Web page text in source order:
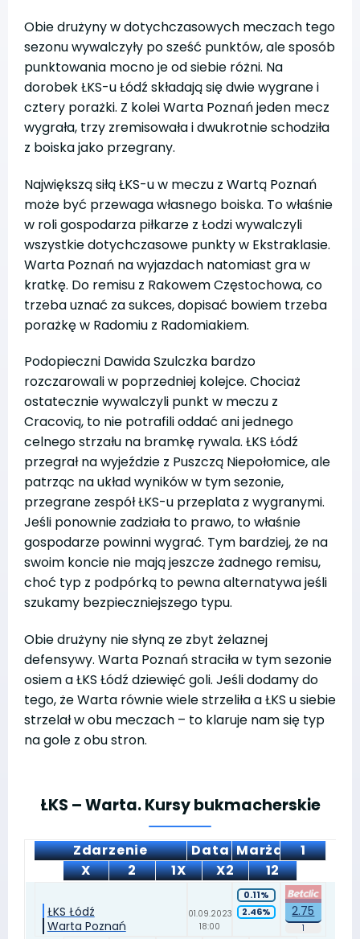
Obie drużyny w dotychczasowych meczach tego
sezonu wywalczyły po sześć punktów, ale sposób
punktowania mocno je od siebie różni. Na
dorobek ŁKS-u Łódź składają się dwie wygrane i
cztery porażki. Z kolei Warta Poznań jeden mecz
wygrała, trzy zremisowała i dwukrotnie schodziła
z boiska jako przegrany.
Największą siłą ŁKS-u w meczu z Wartą Poznań
może być przewaga własnego boiska. To właśnie
w roli gospodarza piłkarze z Łodzi wywalczyli
wszystkie dotychczasowe punkty w Ekstraklasie.
Warta Poznań na wyjazdach natomiast gra w
kratkę. Do remisu z Rakowem Częstochowa, co
trzeba uznać za sukces, dopisać bowiem trzeba
porażkę w Radomiu z Radomiakiem.
Podopieczni Dawida Szulczka bardzo
rozczarowali w poprzedniej kolejce. Chociaż
ostatecznie wywalczyli punkt w meczu z
Cracovią, to nie potrafili oddać ani jednego
celnego strzału na bramkę rywala. ŁKS Łódź
przegrał na wyjeździe z Puszczą Niepołomice, ale
patrząc na układ wyników w tym sezonie,
przegrane zespół ŁKS-u przeplata z wygranymi.
Jeśli ponownie zadziała to prawo, to właśnie
gospodarze powinni wygrać. Tym bardziej, że na
swoim koncie nie mają jeszcze żadnego remisu,
choć typ z podpórką to pewna alternatywa jeśli
szukamy bezpieczniejszego typu.
Obie drużyny nie słyną ze zbyt żelaznej
defensywy. Warta Poznań straciła w tym sezonie
osiem a ŁKS Łódź dziewięć goli. Jeśli dodamy do
tego, że Warta równie wiele strzeliła a ŁKS u siebie
strzelał w obu meczach – to klaruje nam się typ
na gole z obu stron.
ŁKS – Warta. Kursy bukmacherskie
Zdarzenie Data
1
X
2 1X X2 12
Marża
ŁKS Łódź
Warta Poznań
01.09.2023
18:00
2.75
0.11%
2.46%